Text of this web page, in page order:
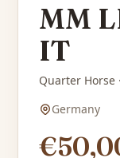
MM
IT
Quarter Horse
Germany